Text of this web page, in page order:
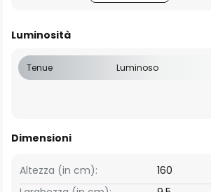
Luminosità
Tenue Luminoso
Dimensioni
Altezza (in cm): 160